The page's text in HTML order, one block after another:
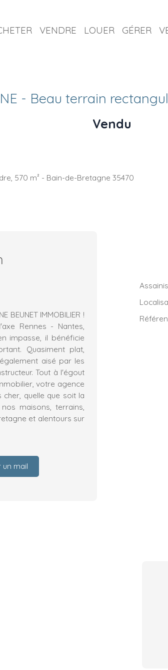
VENDRE LOUER GÉRER
- Beau terrain
Vendu
570 m² - Bain-de-Bretagne 35470
BEUNET IMMOBILIER !
Rennes - Nantes,
impasse, il bénéficie
Quasiment plat,
aisé par les
Tout à l'égout
votre agence
quelle que soit la
maisons, terrains,
et alentours sur
un mail